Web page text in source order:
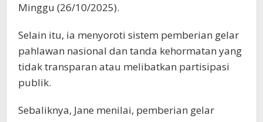
Minggu (26/10/2025).
Selain itu, ia menyoroti sistem pemberian gelar
pahlawan nasional dan tanda kehormatan yang
tidak transparan atau melibatkan partisipasi
publik.
Sebaliknya, Jane menilai, pemberian gelar